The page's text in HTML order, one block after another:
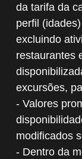
da tarifa da
perfil
excluindo
restaurantes
excursões,
- Valores
modificados
- Dentro da